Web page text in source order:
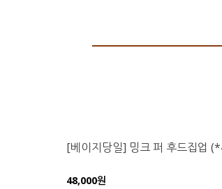
[베이지당일] 밍크 퍼 후드집업
48,000원